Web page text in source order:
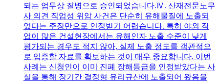
되는 업무상 질병으로 승인되었습니다.Ⅳ. 산재전문노무
사 의견 직업성 위암 사건은 단순히 유해물질에 노출되
었다는 주장만으로 인정받기 어렵습니다. 특히 야외 작
업이 많은 건설현장에서는 유해인자 노출 수준이 낮게
평가되는 경우도 적지 않아, 실제 노출 정도를 객관적으
로 입증할 자료를 확보하는 것이 매우 중요합니다. 이번
사례는 신청인이 이미 진폐 장해등급을 인정받았다는 사
실을 통해 장기간 결정형 유리규산에 노출되어 왔음을